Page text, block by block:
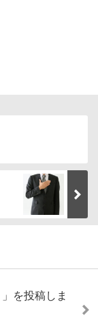
」を投稿しま